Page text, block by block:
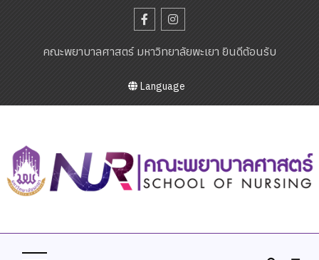
คณะพยาบาลศาสตร์ มหาวิทยาลัยพะเยา ยินดีต้อนรับ
Language